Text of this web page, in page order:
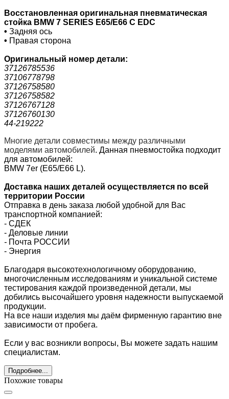
Восстановленная оригинальная пневматическая
стойка BMW 7 SERIES E65/E66 С EDC
• Задняя ось
• Правая сторона
Оригинальный номер детали:
37126785536
37106778798
37126758580
37126758582
37126767128
37126760130
44-219222
Многие детали совместимы между различными
моделями автомобилей. Данная пневмостойка подходит
для автомобилей:
BMW 7er (E65/E66 L).
Доставка наших деталей осуществляется по всей
территории России
Отправка в день заказа любой удобной для Вас
транспортной компанией:
- СДЕК
- Деловые линии
- Почта РОССИИ
- Энергия
Благодаря высокотехнологичному оборудованию,
многочисленным исследованиям и уникальной системе
тестирования каждой произведенной детали, мы
добились высочайшего уровня надежности выпускаемой
продукции.
На все наши изделия мы даём фирменную гарантию вне
зависимости от пробега.
Если у вас возникли вопросы, Вы можете задать нашим
специалистам.
Подробнее...
Похожие товары